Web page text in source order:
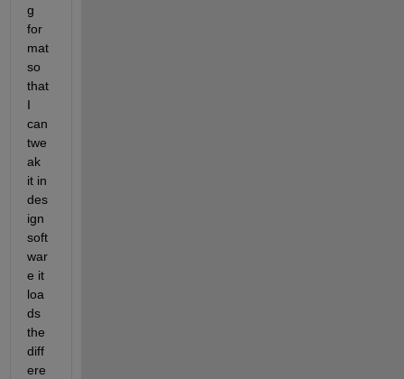
g
for
mat
so
that
I
can
twe
ak
it in
des
ign
soft
war
e it
loa
ds
the
diff
ere